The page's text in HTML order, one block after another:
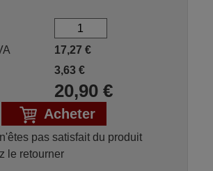
17,27 €
3,63€
20,90€
Acheter
pas satisfait du produit
le retourner